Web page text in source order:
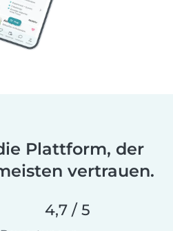
Plattform, der
vertrauen.
4,7 / 5